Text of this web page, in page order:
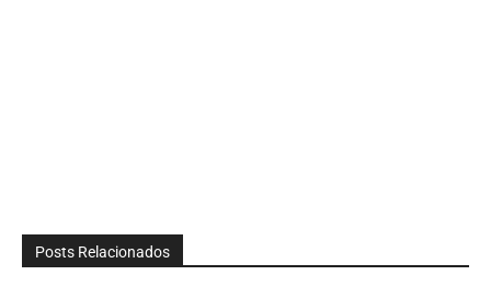
Posts Relacionados